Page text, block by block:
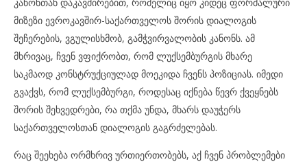
მიზეზი ევროკავშირ-საქართველოს შორის დიალოგის
შეჩერების, ვგულისხმობ, გამჭვირვალობის კანონს. ამ
მხრივაც, ჩვენ ვფიქრობთ, რომ ლუქსემბურგის მხარე
საკმაოდ კონსტრუქციულად მოეკიდა ჩვენს პოზიციას. იმედი
გვაქვს, რომ ლუქსემბურგი, როდესაც იქნება წევრ ქვეყნებს
შორის შეხვედრები, რა თქმა უნდა, მხარს დაუჭერს
საქართველოსთან დიალოგის გაგრძელებას.
რაც შეეხება ორმხრივ ურთიერთობებს, აქ ჩვენ პრობლემები